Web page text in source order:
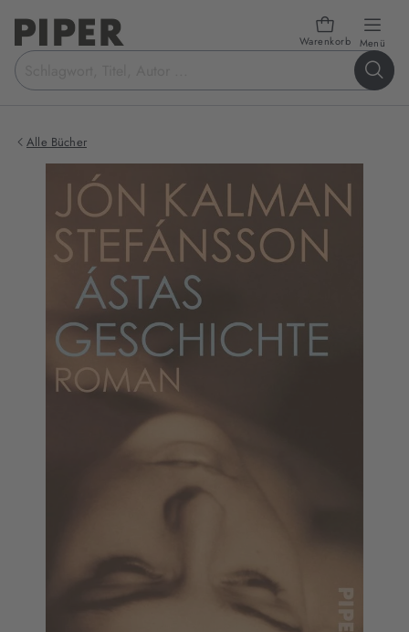
Warenkorb Menü
Suchbegriff
eingeben
Alle Bücher
Produktbilder
zum
Buch